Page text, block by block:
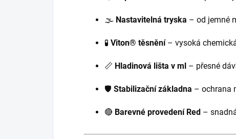
🌫️ Nastavitelná tryska – od jemné
🧪 Viton® těsnění– vysoká
📏 Hladinová lišta v ml – přesné
🛡️ Stabilizační základna – ochrana
🔴 Barevné provedení Red –